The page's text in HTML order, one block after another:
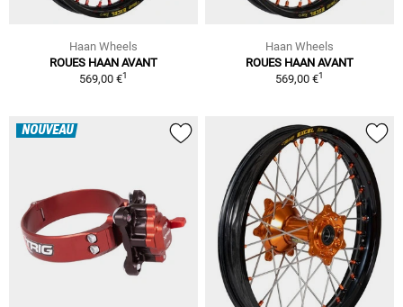
Haan Wheels
ROUES HAAN AVANT
569,00 €1
Haan Wheels
ROUES HAAN AVANT
569,00 €1
NOUVEAU